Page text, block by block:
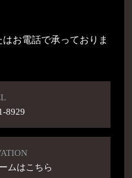
お電話で承っておりま
8929
ムはこちら